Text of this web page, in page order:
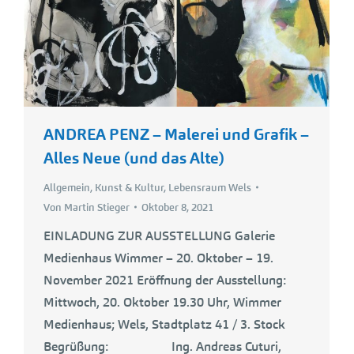
ANDREA PENZ – Malerei und Grafik –
Alles Neue (und das Alte)
Allgemein, Kunst & Kultur, Lebensraum Wels
Von Martin Stieger Oktober 8, 2021
EINLADUNG ZUR AUSSTELLUNG Galerie
Medienhaus Wimmer – 20. Oktober – 19.
November 2021 Eröffnung der Ausstellung:
Mittwoch, 20. Oktober 19.30 Uhr, Wimmer
Medienhaus; Wels, Stadtplatz 41 / 3. Stock
Begrüßung: Ing. Andreas Cuturi,